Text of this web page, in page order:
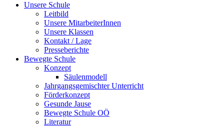
Unsere Schule
Leitbild
Unsere MitarbeiterInnen
Unsere Klassen
Kontakt / Lage
Presseberichte
Bewegte Schule
Konzept
Säulenmodell
Jahrgangsgemischter Unterricht
Förderkonzept
Gesunde Jause
Bewegte Schule OÖ
Literatur